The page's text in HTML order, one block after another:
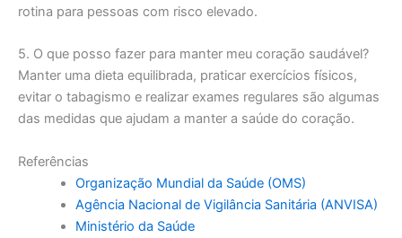
rotina para pessoas com risco elevado.
5. O que posso fazer para manter meu coração saudável?
Manter uma dieta equilibrada, praticar exercícios físicos,
evitar o tabagismo e realizar exames regulares são algumas
das medidas que ajudam a manter a saúde do coração.
Referências
Organização Mundial da Saúde (OMS)
Agência Nacional de Vigilância Sanitária (ANVISA)
Ministério da Saúde